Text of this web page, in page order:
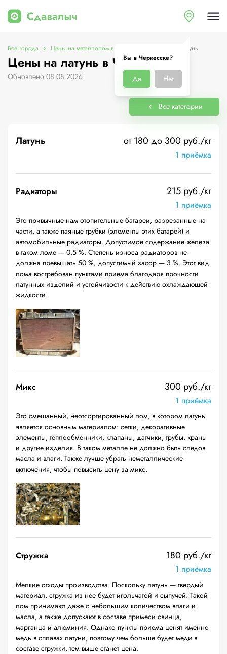
Вы в Черкесске?
Да Нет
Все города Цены на металлолом в Черкесске Цены на латунь
Цены на латунь в Черкесске
Обновлено 08.08.2026
Все категории
Латунь от 180 до 300 руб./кг
1 приёмка
Радиаторы 215 руб./кг
1 приёмка
Это привычные нам отопительные батареи, разрезанные на
части, а также паяные трубки (элементы этих батарей) и
автомобильные радиаторы. Допустимое содержание железа
в таком ломе — 0,5 %. Степень износа радиаторов не
должна превышать 50 %, допустимый засор — 3 %. Этот вид
лома востребован пунктами приема благодаря прочности
латунных изделий и устойчивости к действию охлаждающей
жидкости.
Микс 300 руб./кг
1 приёмка
Это смешанный, неотсортированный лом, в котором латунь
является основным материалом: сетки, декоративные
элементы, теплообменники, клапаны, датчики, трубы, краны
и другие изделия. В таком металле не должно быть следов
масла и влаги. Также лучше убрать неметаллические
включения, чтобы повысить цену за микс.
Стружка 180 руб./кг
1 приёмка
Мелкие отходы производства. Поскольку латунь — твердый
материал, стружка из нее будет игольчатой и сыпучей. Такой
лом принимают даже с небольшим количеством влаги и
масла, а также допускают в составе примеси свинца,
марганца и алюминия. Однако пункты приема ценят именно
медь в сплавах латуни, поэтому чем больше будет меди в
составе стружки, тем выше станет цена.